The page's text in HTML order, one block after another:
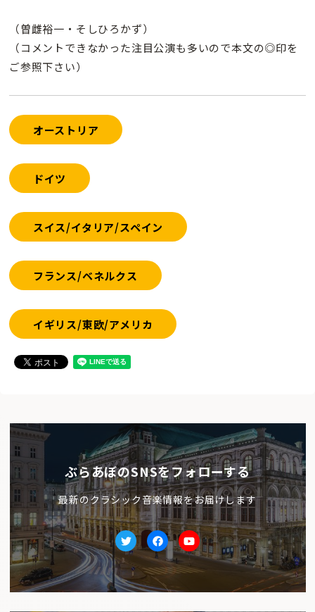
（曽雌裕一・そしひろかず）
（コメントできなかった注目公演も多いので本文の◎印を
ご参照下さい）
オーストリア
ドイツ
スイス/イタリア/スペイン
フランス/ベネルクス
イギリス/東欧/アメリカ
ぶらあぼのSNSをフォローする
最新のクラシック音楽情報をお届けします
TwitterfacebookYoutube